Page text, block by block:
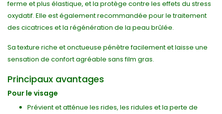
ferme et plus élastique, et la protège contre les effets du stress
oxydatif. Elle est également recommandée pour le traitement
des cicatrices et la régénération de la peau brûlée.
Sa texture riche et onctueuse pénètre facilement et laisse une
sensation de confort agréable sans film gras.
Principaux avantages
Pour le visage
Prévient et atténue les rides, les ridules et la perte de